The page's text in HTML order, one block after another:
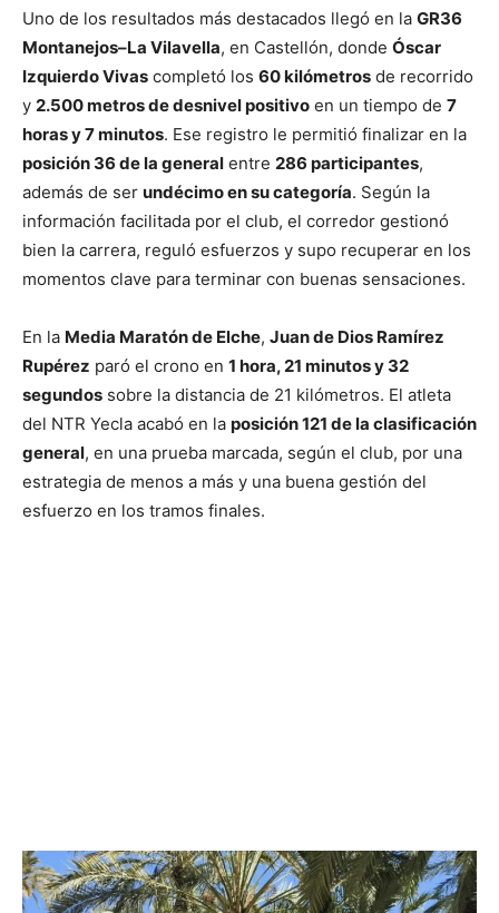
Uno de los resultados más destacados llegó en la GR36
Montanejos–La Vilavella, en Castellón, donde Óscar
Izquierdo Vivas completó los 60 kilómetros de recorrido
y 2.500 metros de desnivel positivo en un tiempo de 7
horas y 7 minutos. Ese registro le permitió finalizar en la
posición 36 de la general entre 286 participantes,
además de ser undécimo en su categoría. Según la
información facilitada por el club, el corredor gestionó
bien la carrera, reguló esfuerzos y supo recuperar en los
momentos clave para terminar con buenas sensaciones.
En la Media Maratón de Elche, Juan de Dios Ramírez
Rupérez paró el crono en 1 hora, 21 minutos y 32
segundos sobre la distancia de 21 kilómetros. El atleta
del NTR Yecla acabó en la posición 121 de la clasificación
general, en una prueba marcada, según el club, por una
estrategia de menos a más y una buena gestión del
esfuerzo en los tramos finales.